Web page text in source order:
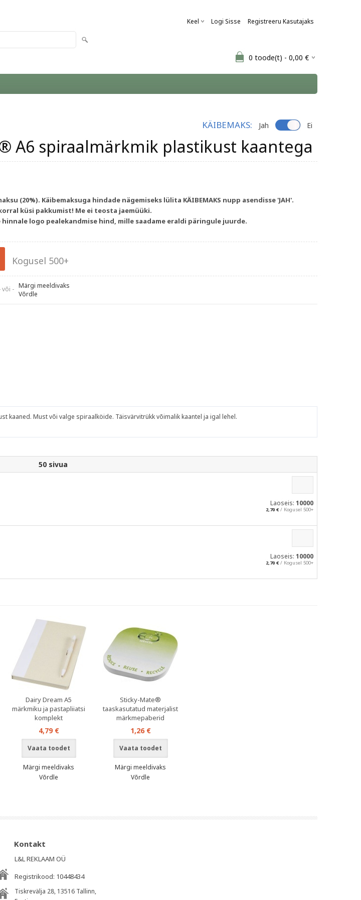
Keel Logi Sisse Registreeru Kasutajaks
0 toode(t) - 0,00 €
KÄIBEMAKS: Jah Ei
A6 spiraalmärkmik plastikust kaantega
(20%). Käibemaksuga hindade nägemiseks lülita KÄIBEMAKS nupp asendisse 'JAH'.
küsi pakkumist! Me ei teosta jaemüüki.
logo pealekandmise hind, mille saadame eraldi päringule juurde.
Kogusel 500+
või - Märgi meeldivaks
Võrdle
kaaned. Must või valge spiraalköide. Täisvärvitrükk võimalik kaantel ja igal lehel.
50 sivua
Laoseis: 10000
2,70 € / Kogusel 500+
Laoseis: 10000
2,70 € / Kogusel 500+
Dairy Dream A5
märkmiku ja pastapliiatsi
komplekt
4,79 €
Vaata toodet
Märgi meeldivaks
Võrdle
Sticky-Mate®
taaskasutatud materjalist
märkmepaberid
1,26 €
Vaata toodet
Märgi meeldivaks
Võrdle
Kontakt
L&L REKLAAM OÜ
Registrikood: 10448434
Tiskrevälja 28, 13516 Tallinn,